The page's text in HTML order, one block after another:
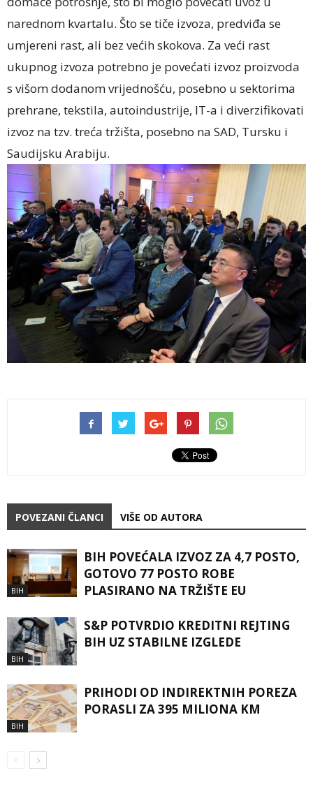
narednom kvartalu. Što se tiče izvoza, predviđa se
umjereni rast, ali bez većih skokova. Za veći rast
ukupnog izvoza potrebno je povećati izvoz proizvoda
s višom dodanom vrijednošću, posebno u sektorima
prehrane, tekstila, autoindustrije, IT-a i diverzifikovati
izvoz na tzv. treća tržišta, posebno na SAD, Tursku i
Saudijsku Arabiju.
POVEZANI ČLANCI VIŠE OD AUTORA
BIH
BIH POVEĆALA IZVOZ ZA 4,7 POSTO,
GOTOVO 77 POSTO ROBE
PLASIRANO NA TRŽIŠTE EU
BIH
S&P POTVRDIO KREDITNI REJTING
BIH UZ STABILNE IZGLEDE
BIH
PRIHODI OD INDIREKTNIH POREZA
PORASLI ZA 395 MILIONA KM